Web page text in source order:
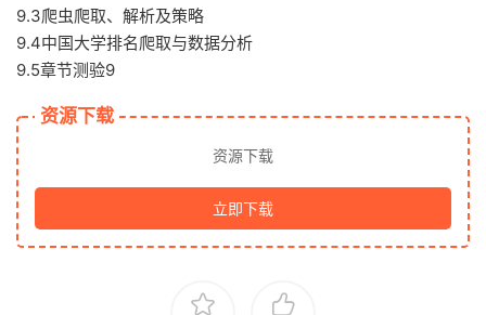
9.3爬虫爬取、解析及策略
9.4中国大学排名爬取与数据分析
9.5章节测验9
资源下载
资源下载
立即下载